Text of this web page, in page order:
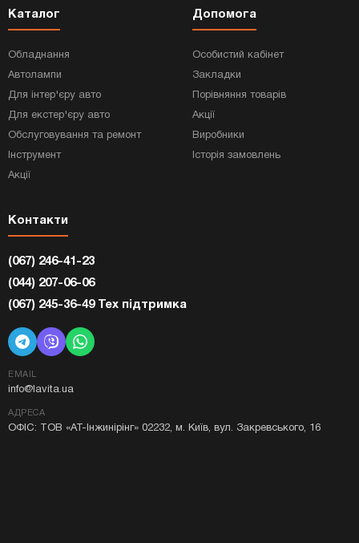
Каталог
Обладнання
Автолампи
Для інтер'єру авто
Для екстер'єру авто
Обслуговування та ремонт
Інструмент
Акції
Допомога
Особистий кабінет
Закладки
Порівняння товарів
Акції
Виробники
Історія замовлень
Контакти
(067) 246-41-23
(044) 207-06-06
(067) 245-36-49 Тех підтримка
EMAIL
info@lavita.ua
АДРЕСА
ОФІС: ТОВ «АТ-Інжинірінг» 02232, м. Київ, вул. Закревського, 16